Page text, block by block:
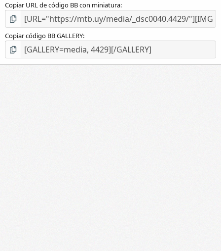
Copiar URL de código BB con miniatura
Copiar código BB GALLERY